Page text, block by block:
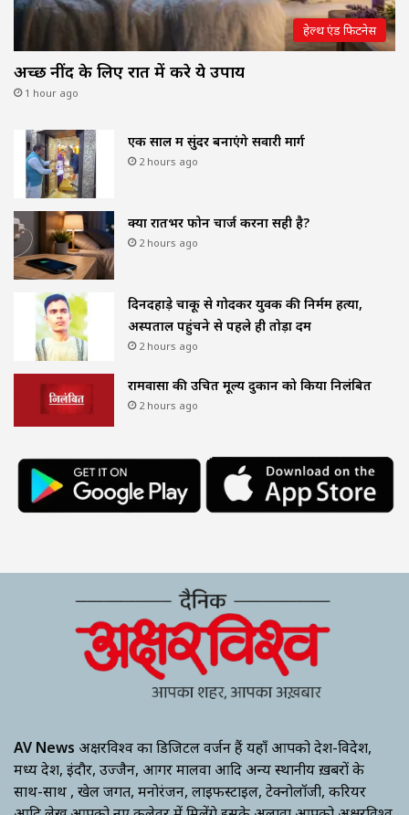
हेल्थ एंड फिटनेस
अच्छी नींद के लिए रात में करे ये उपाय
1 hour ago
एक साल में सुंदर बनाएंगे सवारी मार्ग
2 hours ago
क्या रातभर फोन चार्ज करना सही है?
2 hours ago
दिनदहाड़े चाकू से गोदकर युवक की निर्मम हत्या,
अस्पताल पहुंचने से पहले ही तोड़ा दम
2 hours ago
रामवासा की उचित मूल्य दुकान को किया निलंबित
2 hours ago
AV News अक्षरविश्व का डिजिटल वर्जन हैं यहाँ आपको देश-विदेश,
मध्य प्रदेश, इंदौर, उज्जैन, आगर मालवा आदि अन्य स्थानीय ख़बरों के
साथ-साथ , खेल जगत, मनोरंजन, लाइफस्टाइल, टेक्नोलॉजी, करियर